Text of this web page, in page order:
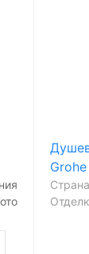
Страна